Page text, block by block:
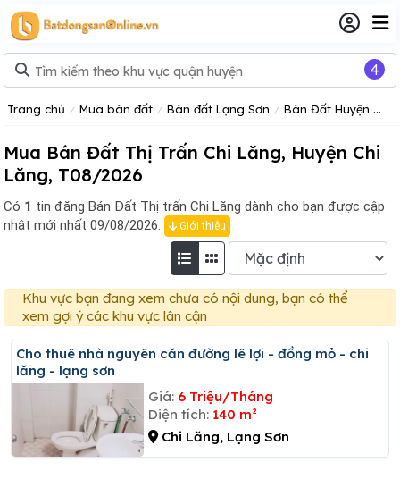
Trang chủ Mua bán đất Bán đất Lạng Sơn Bán Đất Huyện Chi Lăng
Mua Bán Đất Thị Trấn Chi Lăng, Huyện Chi
Lăng, T08/2026
Có 1 tin đăng Bán Đất Thị trấn Chi Lăng dành cho bạn được cập
nhật mới nhất 09/08/2026.
Giới thiệu
Khu vực bạn đang xem chưa có nội dung, bạn có thể
xem gợi ý các khu vực lân cận
Cho thuê nhà nguyên căn đường lê lợi - đồng mỏ - chi
lăng - lạng sơn
Giá: 6 Triệu/Tháng
Diện tích: 140 m²
Chi Lăng, Lạng Sơn
4